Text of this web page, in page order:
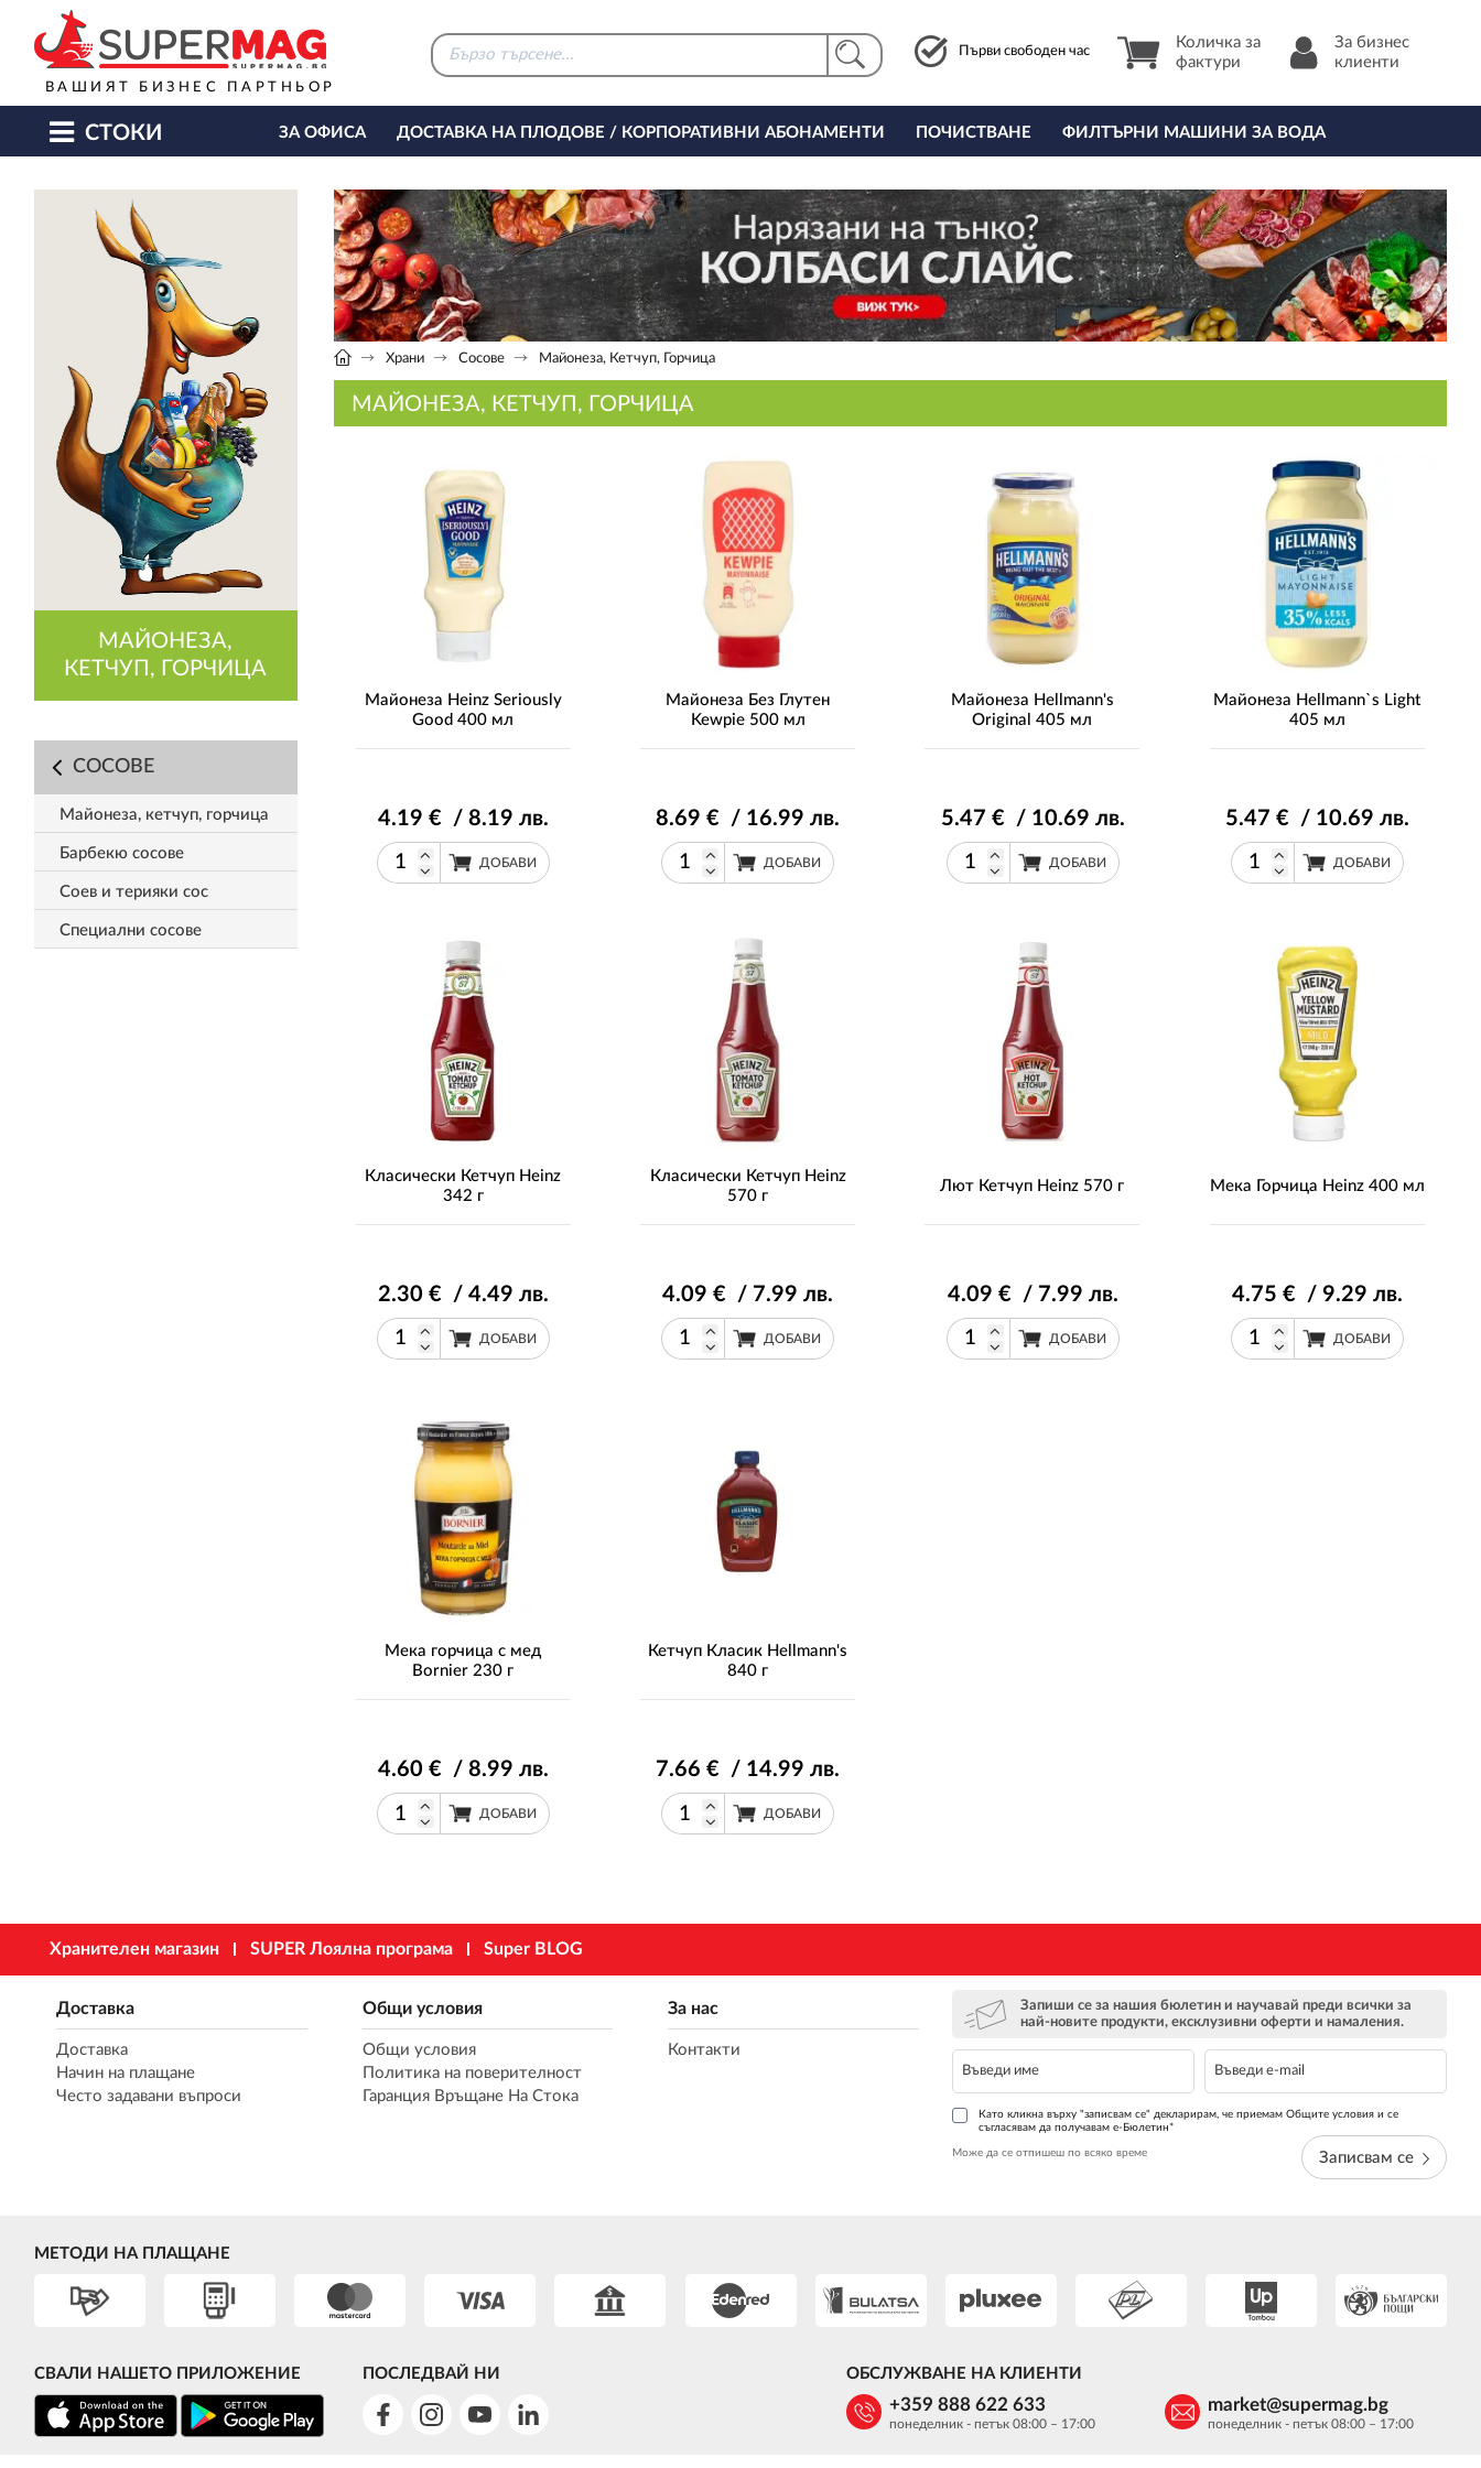
ВАШИЯТ БИЗНЕС ПАРТНЬОР
Първи свободен час
Количка за
фактури
За бизнес
клиенти
СТОКИ ЗА ОФИСА ДОСТАВКА НА ПЛОДОВЕ / КОРПОРАТИВНИ АБОНАМЕНТИ ПОЧИСТВАНЕ ФИЛТЪРНИ МАШИНИ ЗА ВОДА
МАЙОНЕЗА,
КЕТЧУП, ГОРЧИЦА
СОСОВЕ
Майонеза, кетчуп, горчица
Барбекю сосове
Соев и терияки сос
Специални сосове
Храни Сосове Майонеза, Кетчуп, Горчица
МАЙОНЕЗА, КЕТЧУП, ГОРЧИЦА
Майонеза Heinz Seriously
Good 400 мл
4.19 € / 8.19 лв.
ДОБАВИ
Майонеза Без Глутен
Kewpie 500 мл
8.69 € / 16.99 лв.
ДОБАВИ
Майонеза Hellmann's
Original 405 мл
5.47 € / 10.69 лв.
ДОБАВИ
Майонеза Hellmann`s Light
405 мл
5.47 € / 10.69 лв.
ДОБАВИ
Класически Кетчуп Heinz
342 г
2.30 € / 4.49 лв.
ДОБАВИ
Класически Кетчуп Heinz
570 г
4.09 € / 7.99 лв.
ДОБАВИ
Лют Кетчуп Heinz 570 г
4.09 € / 7.99 лв.
ДОБАВИ
Мека Горчица Heinz 400 мл
4.75 € / 9.29 лв.
ДОБАВИ
Мека горчица с мед
Bornier 230 г
4.60 € / 8.99 лв.
ДОБАВИ
Кетчуп Класик Hellmann's
840 г
7.66 € / 14.99 лв.
ДОБАВИ
Хранителен магазин SUPER Лоялна програма Super BLOG
Доставка
Доставка
Начин на плащане
Често задавани въпроси
Общи условия
Общи условия
Политика на поверителност
Гаранция Връщане На Стока
За нас
Контакти
Запиши се за нашия бюлетин и научавай преди всички за
най-новите продукти, ексклузивни оферти и намаления.
Като кликна върху "записвам се" декларирам, че приемам Общите условия и се
съгласявам да получавам е-Бюлетин*
Може да се отпишеш по всяко време Записвам се
МЕТОДИ НА ПЛАЩАНЕ
СВАЛИ НАШЕТО ПРИЛОЖЕНИЕ ПОСЛЕДВАЙ НИ ОБСЛУЖВАНЕ НА КЛИЕНТИ
+359 888 622 633
понеделник - петък 08:00 – 17:00
market@supermag.bg
понеделник - петък 08:00 – 17:00